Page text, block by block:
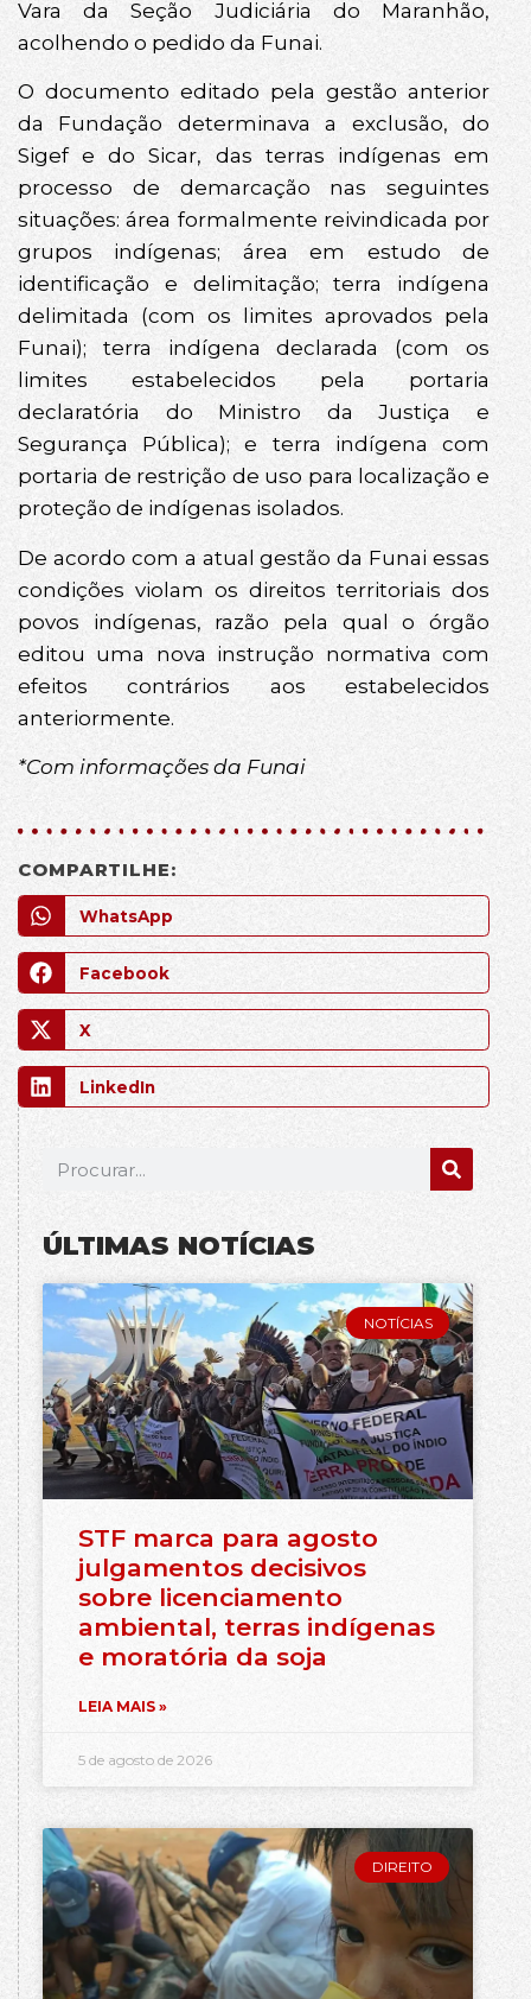
Vara da Seção Judiciária do Maranhão,
acolhendo o pedido da Funai.
O documento editado pela gestão anterior
da Fundação determinava a exclusão, do
Sigef e do Sicar, das terras indígenas em
processo de demarcação nas seguintes
situações: área formalmente reivindicada por
grupos indígenas; área em estudo de
identificação e delimitação; terra indígena
delimitada (com os limites aprovados pela
Funai); terra indígena declarada (com os
limites estabelecidos pela portaria
declaratória do Ministro da Justiça e
Segurança Pública); e terra indígena com
portaria de restrição de uso para localização e
proteção de indígenas isolados.
De acordo com a atual gestão da Funai essas
condições violam os direitos territoriais dos
povos indígenas, razão pela qual o órgão
editou uma nova instrução normativa com
efeitos contrários aos estabelecidos
anteriormente.
*Com informações da Funai
COMPARTILHE:
WhatsApp
Facebook
X
LinkedIn
ÚLTIMAS NOTÍCIAS
NOTÍCIAS
STF marca para agosto
julgamentos decisivos
sobre licenciamento
ambiental, terras indígenas
e moratória da soja
LEIA MAIS »
5 de agosto de 2026
DIREITO